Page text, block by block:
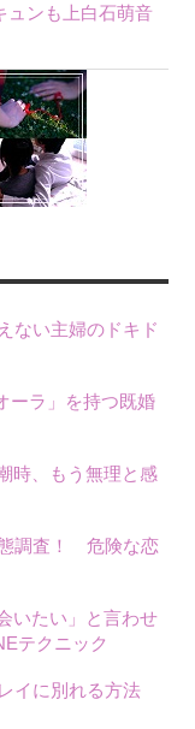
ュンも上白石萌音
ない主婦のドキド
ーラ」を持つ既婚
時、もう無理と感
調査！ 危険な恋
いたい」と言わせ
テクニック
イに別れる方法